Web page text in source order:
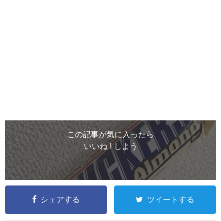
この記事が気に入ったら
いいね ! しよう
シェアする ツイートする